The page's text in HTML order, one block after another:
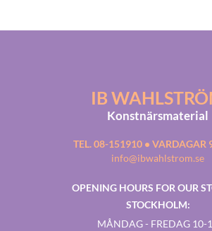
IB
Konstnärsmaterial
TEL. 08-151910 • VARDAGAR
info@ibwahlstrom.se
OPENING HOURS FOR OUR
STOCKHOLM:
MÅNDAG - FREDAG 10-